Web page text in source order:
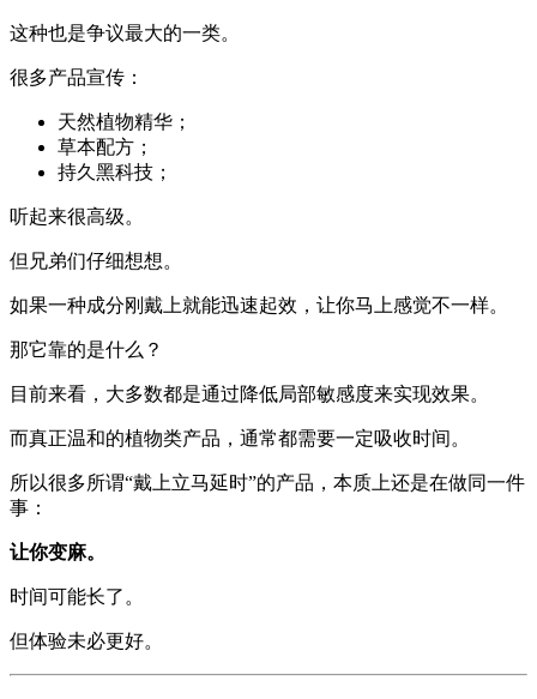
这种也是争议最大的一类。
很多产品宣传：
天然植物精华；
草本配方；
持久黑科技；
听起来很高级。
但兄弟们仔细想想。
如果一种成分刚戴上就能迅速起效，让你马上感觉不一样。
那它靠的是什么？
目前来看，大多数都是通过降低局部敏感度来实现效果。
而真正温和的植物类产品，通常都需要一定吸收时间。
所以很多所谓“戴上立马延时”的产品，本质上还是在做同一件
事：
让你变麻。
时间可能长了。
但体验未必更好。